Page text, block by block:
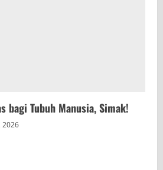
bagi Tubuh Manusia, Simak!
2026